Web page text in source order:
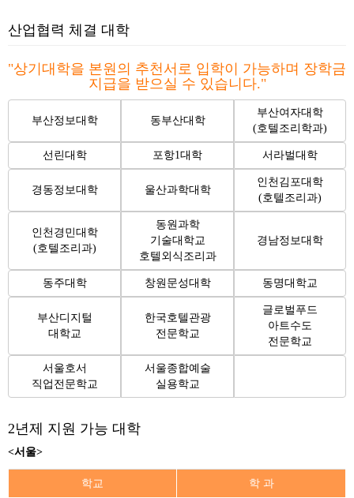
산업협력 체결 대학
"상기대학을 본원의 추천서로 입학이 가능하며 장학금
지급을 받으실 수 있습니다."
부산정보대학 동부산대학
부산여자대학
(호텔조리학과)
선린대학 포항1대학 서라벌대학
경동정보대학 울산과학대학
인천김포대학
(호텔조리과)
인천경민대학
(호텔조리과)
동원과학
기술대학교
호텔외식조리과
경남정보대학
동주대학 창원문성대학 동명대학교
부산디지털
대학교
한국호텔관광
전문학교
글로벌푸드
아트수도
전문학교
서울호서
직업전문학교
서울종합예술
실용학교
2년제 지원 가능 대학
<서울>
학교 학 과